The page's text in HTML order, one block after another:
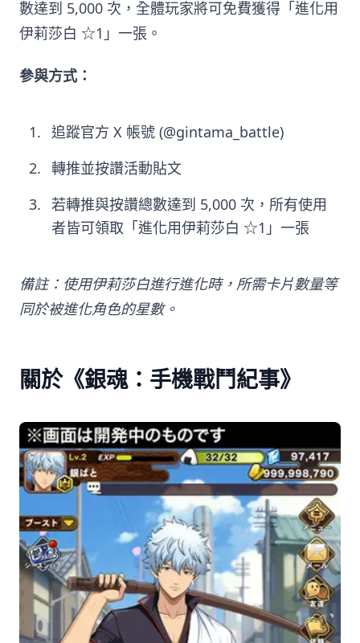
數達到 5,000 次，全體玩家將可免費獲得「進化用
伊莉莎白 ☆1」一張。
參與方式：
追蹤官方 X 帳號 (@gintama_battle)
轉推並按讚活動貼文
若轉推與按讚總數達到 5,000 次，所有使用
者皆可領取「進化用伊莉莎白 ☆1」一張
備註：使用伊莉莎白進行進化時，所需卡片數量等
同於被進化角色的星數。
關於《銀魂：手機戰鬥紀事》